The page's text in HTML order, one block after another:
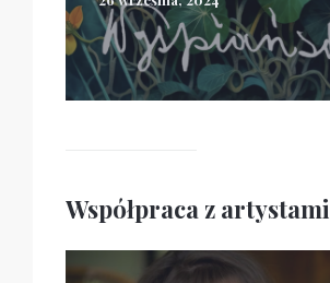
Współpraca z artystami